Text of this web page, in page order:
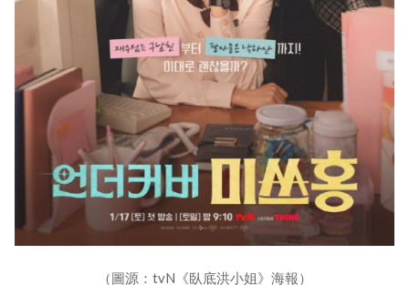
（圖源：tvN《臥底洪小姐》海報）